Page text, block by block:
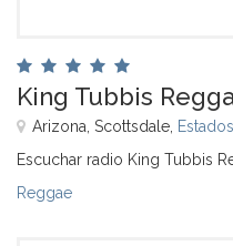
King Tubbis
Arizona, Scottsdale,
Escuchar radio King Tubbis
Reggae